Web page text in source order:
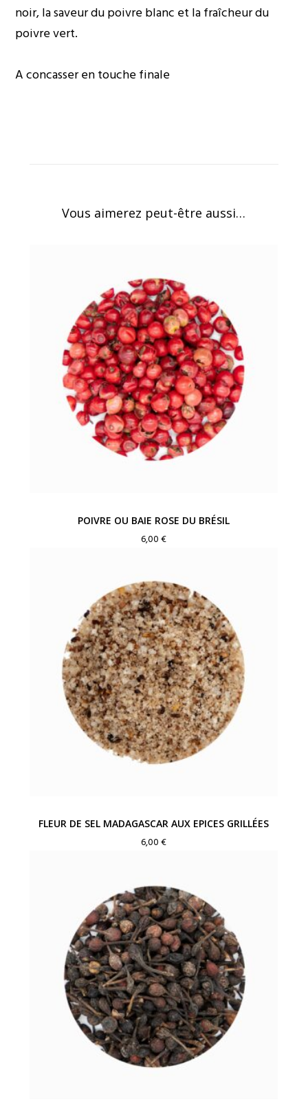
noir, la saveur du poivre blanc et la fraîcheur du
poivre vert.
A concasser en touche finale
Vous aimerez peut-être aussi…
POIVRE OU BAIE ROSE DU BRÉSIL
6,00€
FLEUR DE SEL MADAGASCAR AUX EPICES GRILLÉES
6,00€